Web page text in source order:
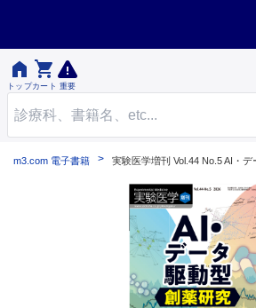

トップ

カート 重要
m3.com 電子書籍 実験医学増刊 Vol.44 No.5 AI・